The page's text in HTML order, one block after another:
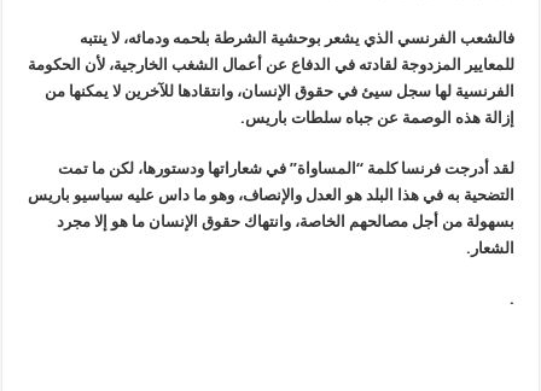
فالشعب الفرنسي الذي يشعر بوحشية الشرطة بلحمه ودمائه، لا ينتبه
للمعايير المزدوجة لقادته في الدفاع عن أعمال الشغب الخارجية، لأن الحكومة
الفرنسية لها سجل سيئ في حقوق الإنسان، وانتقادها للآخرين لا يمكنها من
إزالة هذه الوصمة عن جباه سلطات باريس.
لقد أدرجت فرنسا كلمة “المساواة” في شعاراتها ودستورها، لكن ما تمت
التضحية به في هذا البلد هو العدل والإنصاف، وهو ما داس عليه سياسيو باريس
بسهولة من أجل مصالحهم الخاصة، وانتهاك حقوق الإنسان ما هو إلا مجرد
الشعار.
.